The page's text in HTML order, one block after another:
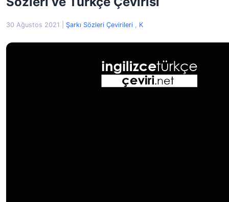
30 Ağustos 2021 Şarkı Sözleri Çevirileri , K